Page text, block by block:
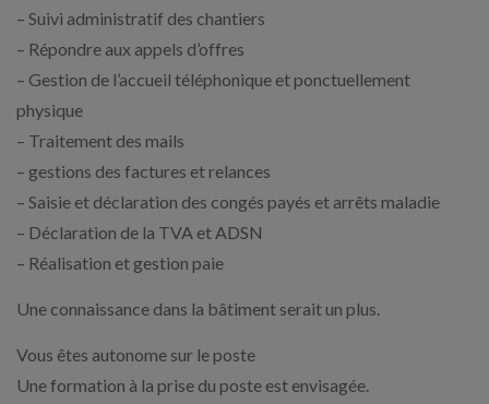
– Suivi administratif des chantiers
– Répondre aux appels d’offres
– Gestion de l’accueil téléphonique et ponctuellement
physique
– Traitement des mails
– gestions des factures et relances
– Saisie et déclaration des congés payés et arrêts maladie
– Déclaration de la TVA et ADSN
– Réalisation et gestion paie
Une connaissance dans la bâtiment serait un plus.
Vous êtes autonome sur le poste
Une formation à la prise du poste est envisagée.